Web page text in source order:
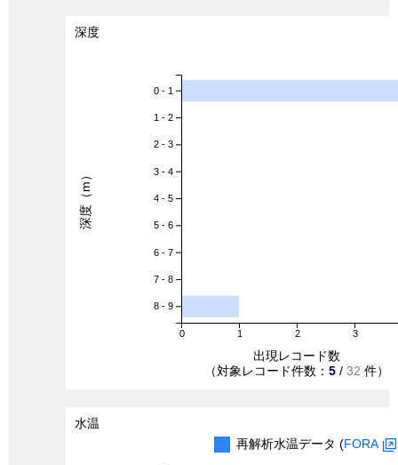
深度
0 1 2 3
0 - 1
1 - 2
2 - 3
3 - 4
4 - 5
5 - 6
6 - 7
7 - 8
8 - 9
出現レコード数
（対象レコード件数： 5 / 32 件）
深度（m）
水温
再解析水温データ (FORA